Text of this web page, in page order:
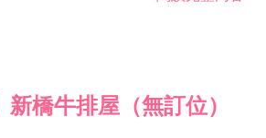
新橋牛排屋（無訂位）